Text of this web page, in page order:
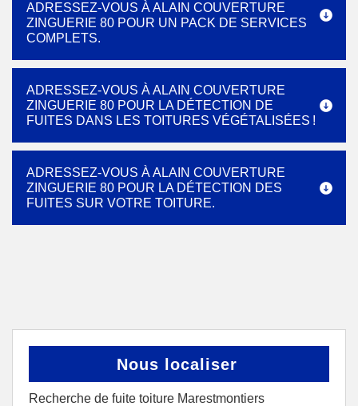
ADRESSEZ-VOUS À ALAIN COUVERTURE
ZINGUERIE 80 POUR UN PACK DE SERVICES
COMPLETS.
ADRESSEZ-VOUS À ALAIN COUVERTURE
ZINGUERIE 80 POUR LA DÉTECTION DE
FUITES DANS LES TOITURES VÉGÉTALISÉES !
ADRESSEZ-VOUS À ALAIN COUVERTURE
ZINGUERIE 80 POUR LA DÉTECTION DES
FUITES SUR VOTRE TOITURE.
Nous localiser
Recherche de fuite toiture Marestmontiers